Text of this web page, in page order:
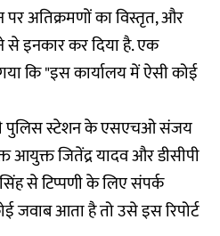
पर अतिक्रमणों का विस्तृत, और
से इनकार कर दिया है. एक
कि "इस कार्यालय में ऐसी कोई
पुलिस स्टेशन के एसएचओ संजय
आयुक्त जितेंद्र यादव और डीसीपी
से टिप्पणी के लिए संपर्क
जवाब आता है तो उसे इस रिपोर्ट